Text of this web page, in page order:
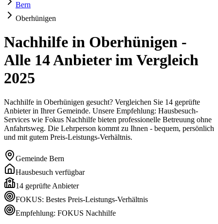
Bern
Oberhünigen
Nachhilfe in Oberhünigen -
Alle 14Anbieter im Vergleich
2025
Nachhilfe in Oberhünigen gesucht? Vergleichen Sie 14 geprüfte
Anbieter in Ihrer Gemeinde. Unsere Empfehlung: Hausbesuch-
Services wie Fokus Nachhilfe bieten professionelle Betreuung ohne
Anfahrtsweg. Die Lehrperson kommt zu Ihnen - bequem, persönlich
und mit gutem Preis-Leistungs-Verhältnis.
Gemeinde Bern
Hausbesuch verfügbar
14 geprüfte Anbieter
FOKUS: Bestes Preis-Leistungs-Verhältnis
Empfehlung: FOKUS Nachhilfe